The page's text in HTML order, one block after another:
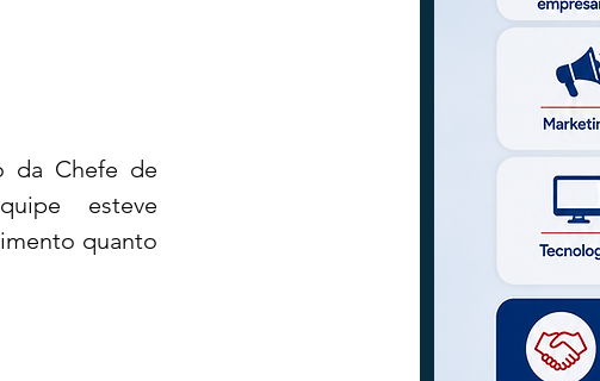
da Chefe de
esteve
quanto